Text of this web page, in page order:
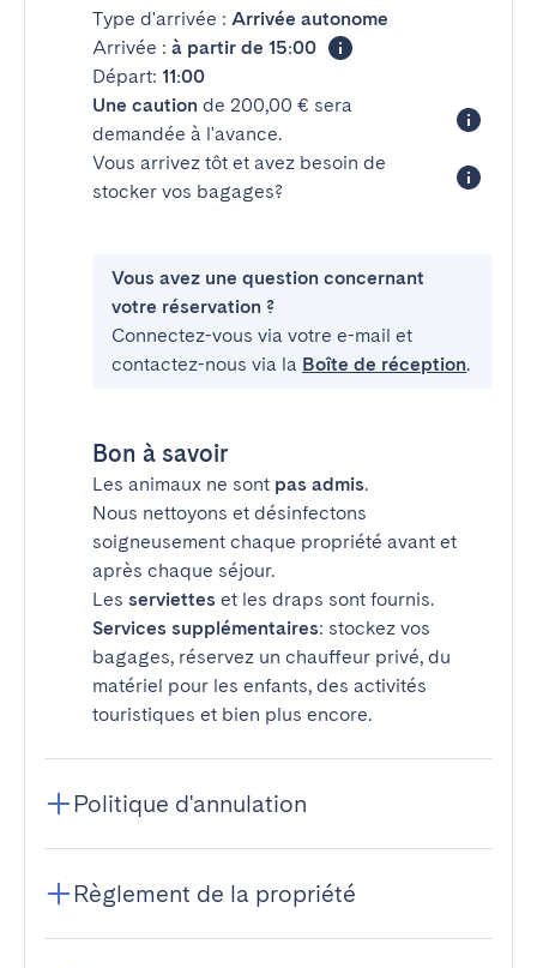
Type d'arrivée : Arrivée autonome
Arrivée : à partir de 15:00
Départ: 11:00
Une caution de 200,00 € sera
demandée à l'avance.
Vous arrivez tôt et avez besoin de
stocker vos bagages?
Vous avez une question concernant
votre réservation ?
Connectez-vous via votre e-mail et
contactez-nous via la Boîte de réception.
Bon à savoir
Les animaux ne sont pas admis.
Nous nettoyons et désinfectons
soigneusement chaque propriété avant et
après chaque séjour.
Les serviettes et les draps sont fournis.
Services supplémentaires: stockez vos
bagages, réservez un chauffeur privé, du
matériel pour les enfants, des activités
touristiques et bien plus encore.
Politique d'annulation
Règlement de la propriété